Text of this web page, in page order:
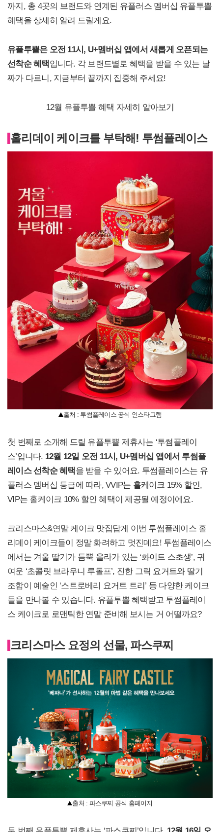
까지, 총 4곳의 브랜드와 연계된 유플러스 멤버십 유플투쁠
혜택을 상세히 알려 드릴게요.
유플투쁠은 오전 11시, U+멤버십 앱에서 새롭게 오픈되는
선착순 혜택입니다. 각 브랜드별로 혜택을 받을 수 있는 날
짜가 다르니, 지금부터 끝까지 집중해 주세요!
12월 유플투쁠 혜택 자세히 알아보기
홀리데이 케이크를 부탁해! 투썸플레이스
출처 : 투썸플레이스 공식 인스타그램
첫 번째로 소개해 드릴 유플투쁠 제휴사는 ‘투썸플레이
스’입니다. 12월 12일 오전 11시, U+멤버십 앱에서 투썸플
레이스 선착순 혜택을 받을 수 있어요. 투썸플레이스는 유
플러스 멤버십 등급에 따라, VVIP는 홀케이크 15% 할인,
VIP는 홀케이크 10% 할인 혜택이 제공될 예정이에요.
크리스마스&연말 케이크 맛집답게 이번 투썸플레이스 홀
리데이 케이크들이 정말 화려하고 멋진데요! 투썸플레이스
에서는 겨울 딸기가 듬뿍 올라가 있는 ‘화이트 스초생’, 귀
여운 ‘초콜릿 브라우니 루돌프’, 진한 그릭 요거트와 딸기
조합이 예술인 ‘스트로베리 요거트 트리’ 등 다양한 케이크
들을 만나볼 수 있습니다. 유플투쁠 혜택받고 투썸플레이
스 케이크로 로맨틱한 연말 준비해 보시는 거 어떨까요?
크리스마스 요정의 선물, 파스쿠찌
출처 : 파스쿠찌 공식 홈페이지